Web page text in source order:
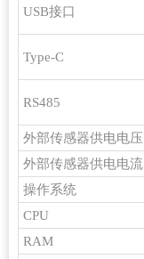
USB接口
Type-C
RS485
外部传感器供电电压
外部传感器供电电流
操作系统
CPU
RAM